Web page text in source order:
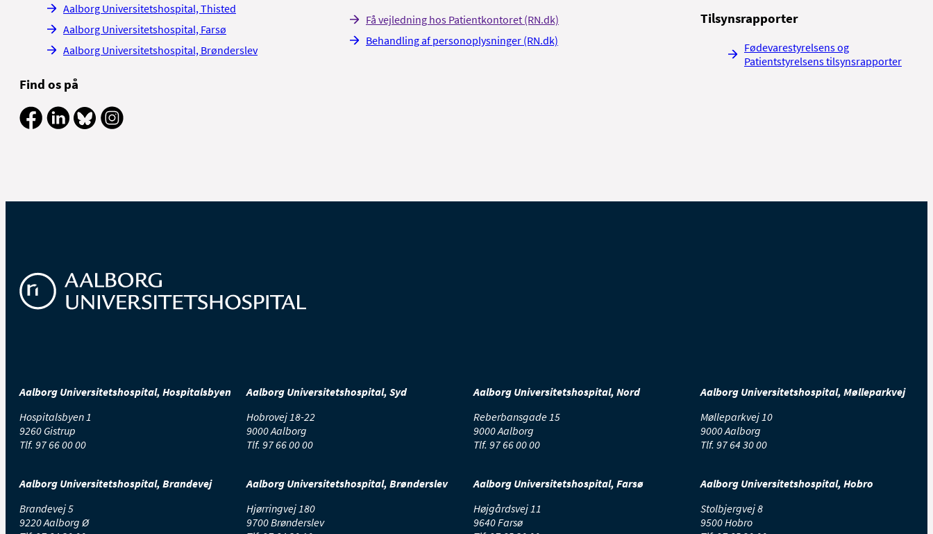
Aalborg Universitetshospital, Thisted
Aalborg Universitetshospital, Farsø
Aalborg Universitetshospital, Brønderslev
Find os på
Få vejledning hos Patientkontoret (RN.dk)
Behandling af personoplysninger (RN.dk)
Tilsynsrapporter
Fødevarestyrelsens og
Patientstyrelsens tilsynsrapporter
Aalborg Universitetshospital, Hospitalsbyen
Hospitalsbyen 1
9260 Gistrup
Tlf. 97 66 00 00
Aalborg Universitetshospital, Syd
Hobrovej 18-22
9000 Aalborg
Tlf. 97 66 00 00
Aalborg Universitetshospital, Nord
Reberbansgade 15
9000 Aalborg
Tlf. 97 66 00 00
Aalborg Universitetshospital, Mølleparkvej
Mølleparkvej 10
9000 Aalborg
Tlf. 97 64 30 00
Aalborg Universitetshospital, Brandevej
Brandevej 5
9220 Aalborg Ø
Aalborg Universitetshospital, Brønderslev
Hjørringvej 180
9700 Brønderslev
Aalborg Universitetshospital, Farsø
Højgårdsvej 11
9640 Farsø
Aalborg Universitetshospital, Hobro
Stolbjergvej 8
9500 Hobro